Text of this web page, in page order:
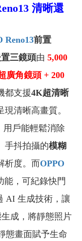
清晰還
Reno13前置
三鏡頭由 5,000
廣角鏡頭 + 200
都支援4K超清晰
現清晰高畫質。
戶能輕鬆消除
手抖拍攝的模糊
析度。而OPPO
能，可紀錄快門
AI 生成技術，讓
成，將靜態照片
態畫面賦予生命